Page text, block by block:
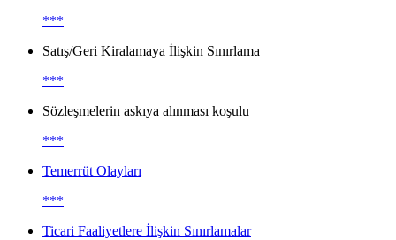
***
Satış/Geri Kiralamaya İlişkin Sınırlama
***
Sözleşmelerin askıya alınması koşulu
***
Temerrüt Olayları
***
Ticari Faaliyetlere İlişkin Sınırlamalar